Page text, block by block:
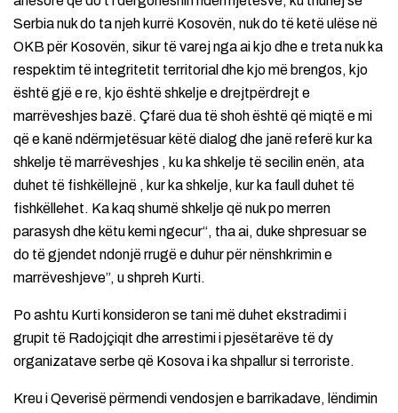
Serbia nuk do ta njeh kurrë Kosovën, nuk do të ketë ulëse në
OKB për Kosovën, sikur të varej nga ai kjo dhe e treta nuk ka
respektim të integritetit territorial dhe kjo më brengos, kjo
është gjë e re, kjo është shkelje e drejtpërdrejt e
marrëveshjes bazë. Çfarë dua të shoh është që miqtë e mi
që e kanë ndërmjetësuar këtë dialog dhe janë referë kur ka
shkelje të marrëveshjes , ku ka shkelje të secilin enën, ata
duhet të fishkëllejnë , kur ka shkelje, kur ka faull duhet të
fishkëllehet. Ka kaq shumë shkelje që nuk po merren
parasysh dhe këtu kemi ngecur“, tha ai, duke shpresuar se
do të gjendet ndonjë rrugë e duhur për nënshkrimin e
marrëveshjeve”, u shpreh Kurti.
Po ashtu Kurti konsideron se tani më duhet ekstradimi i
grupit të Radojçiqit dhe arrestimi i pjesëtarëve të dy
organizatave serbe që Kosova i ka shpallur si terroriste.
Kreu i Qeverisë përmendi vendosjen e barrikadave, lëndimin